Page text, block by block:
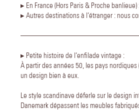
▸ En France (Hors Paris & Proche banlieue)
▸ Autres destinations à l’étranger : nous
▸ Petite histoire de l’enfilade vintage :
À partir des années 50, les pays
un design bien à eux.
Le style scandinave déferle sur le design
Danemark dépassent les meubles